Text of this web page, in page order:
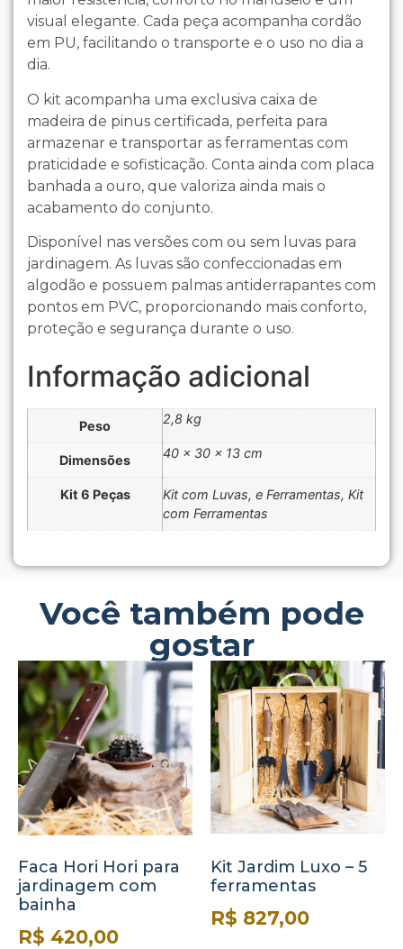
visual elegante. Cada peça acompanha cordão
em PU, facilitando o transporte e o uso no dia a
dia.
O kit acompanha uma exclusiva caixa de
madeira de pinus certificada, perfeita para
armazenar e transportar as ferramentas com
praticidade e sofisticação. Conta ainda com placa
banhada a ouro, que valoriza ainda mais o
acabamento do conjunto.
Disponível nas versões com ou sem luvas para
jardinagem. As luvas são confeccionadas em
algodão e possuem palmas antiderrapantes com
pontos em PVC, proporcionando mais conforto,
proteção e segurança durante o uso.
Informação adicional
Peso 2,8 kg
Dimensões 40 × 30 × 13 cm
Kit 6 Peças
Kit com Luvas, e Ferramentas, Kit
com Ferramentas
Você também pode
gostar
Faca Hori Hori para
jardinagem com
bainha
R$ 420,00
Kit Jardim Luxo – 5
ferramentas
R$ 827,00